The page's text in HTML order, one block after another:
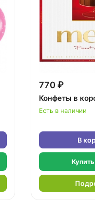
770 ₽
Конфеты в
Есть в наличии
В